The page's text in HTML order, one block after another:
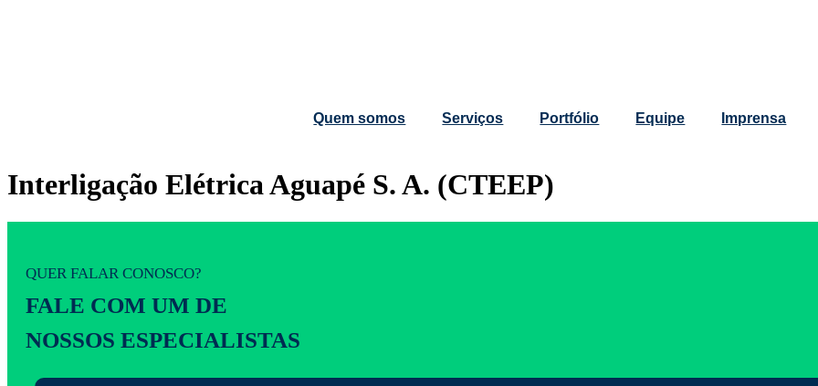
Quem somos Serviços Portfólio Equipe Imprensa
Interligação Elétrica Aguapé S. A. (CTEEP)
QUER FALAR CONOSCO?
FALE COM UM DE
NOSSOS ESPECIALISTAS